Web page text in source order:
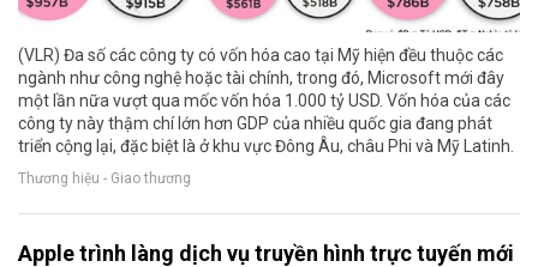
(VLR) Đa số các công ty có vốn hóa cao tại Mỹ hiện đều thuộc các
ngành như công nghệ hoặc tài chính, trong đó, Microsoft mới đây
một lần nữa vượt qua mốc vốn hóa 1.000 tỷ USD. Vốn hóa của các
công ty này thậm chí lớn hơn GDP của nhiều quốc gia đang phát
triển cộng lại, đặc biệt là ở khu vực Đông Âu, châu Phi và Mỹ Latinh.
Thương hiệu - Giao thương
Apple trình làng dịch vụ truyền hình trực tuyến mới